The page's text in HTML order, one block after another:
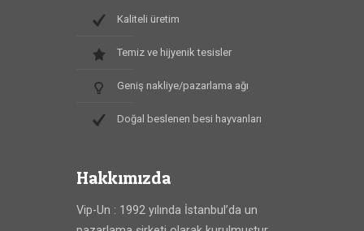
Kaliteli üretim
Temiz ve hijyenik tesisler
Geniş nakliye/pazarlama ağı
Doğal beslenen besi hayvanları
Hakkımızda
Vip-Un : 1992 yılında İstanbul’da un